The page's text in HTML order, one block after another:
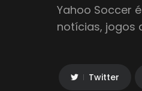
Yahoo Soccer
notícias, jogos
Twitter